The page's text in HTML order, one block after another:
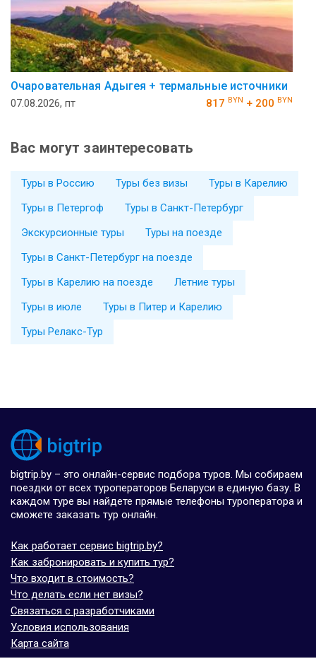
Очаровательная Адыгея + термальные источники
07.08.2026, пт 817 BYN + 200 BYN
Вас могут заинтересовать
Туры в Россию Туры без визы
Туры в Карелию
Туры в Петергоф
Туры в Санкт-Петербург
Экскурсионные туры
Туры на поезде
Туры в Санкт-Петербург на поезде
Туры в Карелию на поезде
Летние туры
Туры в июле
Туры в Питер и Карелию
Туры Релакс-Тур
bigtrip.by – это онлайн-сервис подбора туров. Мы собираем
поездки от всех туроператоров Беларуси в единую базу. В
каждом туре вы найдете прямые телефоны туроператора и
сможете заказать тур онлайн.
Как работает сервис bigtrip.by?
Как забронировать и купить тур?
Что входит в стоимость?
Что делать если нет визы?
Связаться с разработчиками
Условия использования
Карта сайта